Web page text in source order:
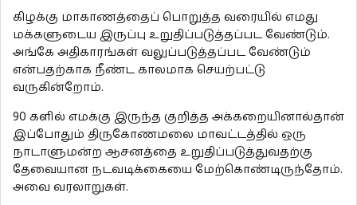
கிழக்கு மாகாணத்தைப் பொறுத்த வரையில் எமது
மக்களுடைய இருப்பு உறுதிப்படுத்தப்பட வேண்டும்.
அங்கே அதிகாரங்கள் வலுப்படுத்தப்பட வேண்டும்
என்பதற்காக நீண்ட காலமாக செயற்பட்டு
வருகின்றோம்.
90 களில் எமக்கு இருந்த குறித்த அக்கறையினால்தான்
இப்போதும் திருகோணமலை மாவட்டத்தில் ஒரு
நாடாளுமன்ற ஆசனத்தை உறுதிப்படுத்துவதற்கு
தேவையான நடவடிக்கையை மேற்கொண்டிருந்தோம்.
அவை வரலாறுகள்.